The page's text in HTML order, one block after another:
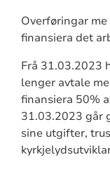
Overføringar
finansiera det
Frå 31.03.2023
lenger avtale
finansiera 50%
31.03.2023 går
sine utgifter,